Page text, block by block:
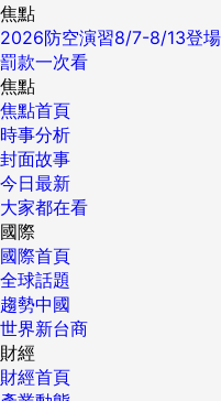
焦點
2026防空演習8/7-8/13登場
罰款一次看
焦點
焦點首頁
時事分析
封面故事
今日最新
大家都在看
國際
國際首頁
全球話題
趨勢中國
世界新台商
財經
財經首頁